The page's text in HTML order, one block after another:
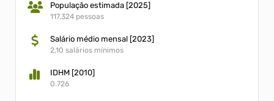
Turismo
População estimada [2025]
117.324 pessoas
Salário médio mensal [2023]
2,10 salários mínimos
IDHM [2010]
0.726